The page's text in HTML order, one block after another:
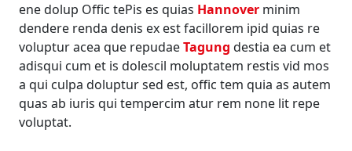
ene dolup Offic tePis es quias Hannover minim
dendere renda denis ex est facillorem ipid quias re
voluptur acea que repudaeTagung destia ea cum et
adisqui cum et is dolescil moluptatem restis vid mos
a qui culpa doluptur sed est, offic tem quia as autem
quas ab iuris qui tempercim atur rem none lit repe
voluptat.